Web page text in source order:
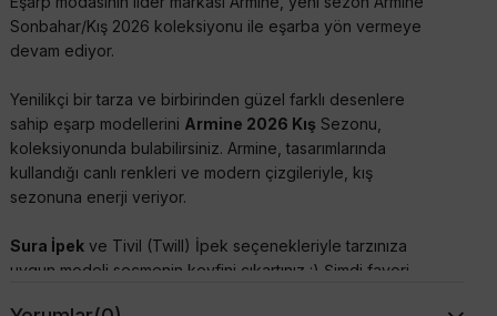
Sonbahar/Kış 2026 koleksiyonu ile eşarba yön vermeye
devam ediyor.
Yenilikçi bir tarza ve birbirinden güzel farklı desenlere
sahip eşarp modellerini Armine 2026 Kış Sezonu,
koleksiyonunda bulabilirsiniz. Armine, tasarımlarında
kullandığı canlı renkleri ve modern çizgileriyle, kış
sezonuna enerji veriyor.
Sura İpekve Tivil (Twill) İpek seçenekleriyle tarzınıza
uygun modeli seçmenin keyfini çıkartınız :) Şimdi favori